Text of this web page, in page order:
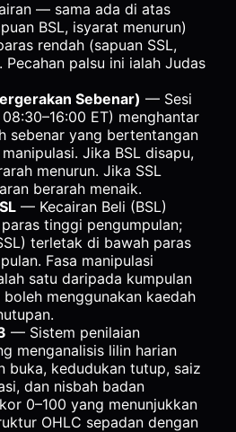
— sama ada di atas
BSL, isyarat menurun)
rendah (sapuan SSL,
Pecahan palsu ini ialah Judas
Sebenar) — Sesi
ET) menghantar
sebenar yang bertentangan
Jika BSL disapu,
menurun. Jika SSL
berarah menaik.
— Kecairan Beli (BSL)
tinggi pengumpulan;
terletak di bawah paras
Fasa manipulasi
satu daripada kumpulan
boleh menggunakan kaedah
— Sistem penilaian
menganalisis lilin harian
buka, kedudukan tutup, saiz
dan nisbah badan
0–100 yang menunjukkan
OHLC sepadan dengan